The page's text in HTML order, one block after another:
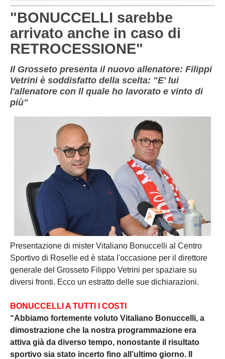
LIVORNO
LUCCA
MASSA CARRARA
PISA
PISTOIA
PRATO
Carica la tua Rosa
Beach soccer
Rappresentative regionali e provinciali
FIGC Toscana
Calcio femminile
Calcio a 5
Societa' piu'
Amatori AICS Lucca
"BONUCCELLI sarebbe
arrivato anche in caso di
RETROCESSIONE"
Il Grosseto presenta il nuovo allenatore: Filippi
Vetrini è soddisfatto della scelta: "E' lui
l'allenatore con ll quale ho lavorato e vinto di
più"
Presentazione di mister Vitaliano Bonuccelli al Centro
Sportivo di Roselle ed è stata l'occasione per il direttore
generale del Grosseto Filippo Vetrini per spaziare su
diversi fronti. Ecco un estratto delle sue dichiarazioni.
BONUCCELLI A TUTTI I COSTI
“Abbiamo fortemente voluto Vitaliano Bonuccelli, a
dimostrazione che la nostra programmazione era
attiva già da diverso tempo, nonostante il risultato
sportivo sia stato incerto fino all’ultimo giorno. Il